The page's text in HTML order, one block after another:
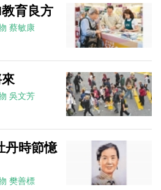
育良方
蔡敏康
吳文芳
丹時節憶
樊善標